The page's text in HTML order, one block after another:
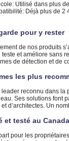
Utilisé dans plus
Déjà plus de 2
pour y rester
de nos produits
et améliore sans
de détection et de
les plus
leader reconnu dans
Ses solutions font
et d’architectes. Un
et testé au Canada
pour les